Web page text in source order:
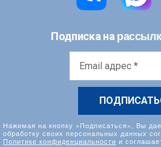
Подписка на
Нажимая на кнопку «Подписаться», Вы
обработку своих персональных данных
Политике конфиденциальности и